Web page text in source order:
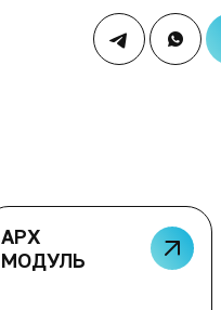
АРХ
МОДУЛЬ